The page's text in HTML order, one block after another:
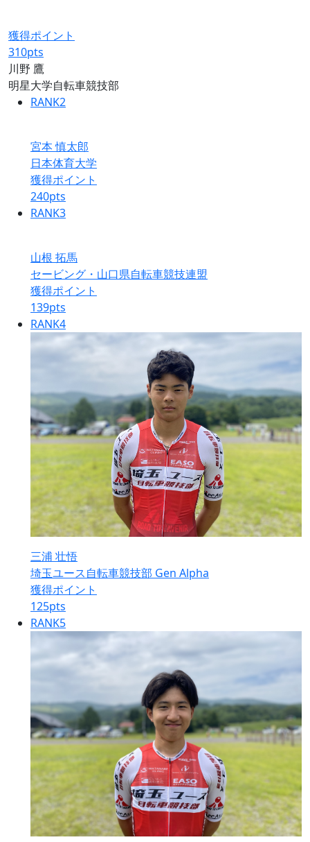
獲得ポイント
310pts
川野 鷹
明星大学自転車競技部
RANK2
宮本 慎太郎
日本体育大学
獲得ポイント
240pts
RANK3
山根 拓馬
セービング・山口県自転車競技連盟
獲得ポイント
139pts
RANK4
三浦 壮悟
埼玉ユース自転車競技部 Gen Alpha
獲得ポイント
125pts
RANK5